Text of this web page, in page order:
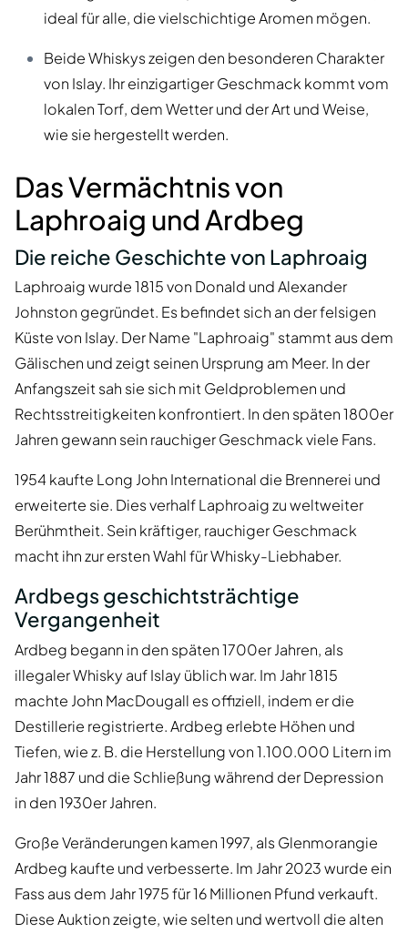
ideal für alle, die vielschichtige Aromen mögen.
Beide Whiskys zeigen den besonderen Charakter
von Islay. Ihr einzigartiger Geschmack kommt vom
lokalen Torf, dem Wetter und der Art und Weise,
wie sie hergestellt werden.
Das Vermächtnis von
Laphroaig und Ardbeg
Die reiche Geschichte von Laphroaig
Laphroaig wurde 1815 von Donald und Alexander
Johnston gegründet. Es befindet sich an der felsigen
Küste von Islay. Der Name "Laphroaig" stammt aus dem
Gälischen und zeigt seinen Ursprung am Meer. In der
Anfangszeit sah sie sich mit Geldproblemen und
Rechtsstreitigkeiten konfrontiert. In den späten 1800er
Jahren gewann sein rauchiger Geschmack viele Fans.
1954 kaufte Long John International die Brennerei und
erweiterte sie. Dies verhalf Laphroaig zu weltweiter
Berühmtheit. Sein kräftiger, rauchiger Geschmack
macht ihn zur ersten Wahl für Whisky-Liebhaber.
Ardbegs geschichtsträchtige
Vergangenheit
Ardbeg begann in den späten 1700er Jahren, als
illegaler Whisky auf Islay üblich war. Im Jahr 1815
machte John MacDougall es offiziell, indem er die
Destillerie registrierte. Ardbeg erlebte Höhen und
Tiefen, wie z. B. die Herstellung von 1.100.000 Litern im
Jahr 1887 und die Schließung während der Depression
in den 1930er Jahren.
Große Veränderungen kamen 1997, als Glenmorangie
Ardbeg kaufte und verbesserte. Im Jahr 2023 wurde ein
Fass aus dem Jahr 1975 für 16 Millionen Pfund verkauft.
Diese Auktion zeigte, wie selten und wertvoll die alten